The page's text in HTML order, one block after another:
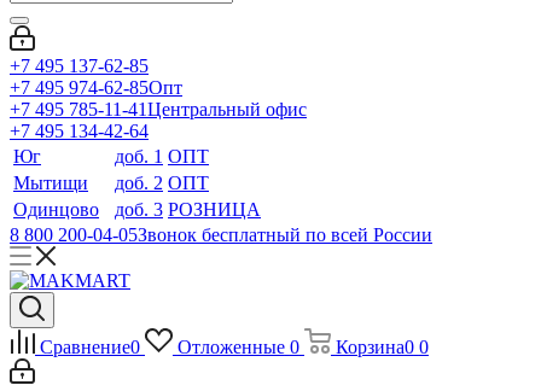
+7 495 137-62-85
+7 495 974-62-85Опт
+7 495 785-11-41Центральный офис
+7 495 134-42-64
Юг
доб. 1 ОПТ
Мытищи
доб. 2 ОПТ
Одинцово
доб. 3 РОЗНИЦА
8 800 200-04-05Звонок бесплатный по всей России
Сравнение0 Отложенные 0 Корзина0 0